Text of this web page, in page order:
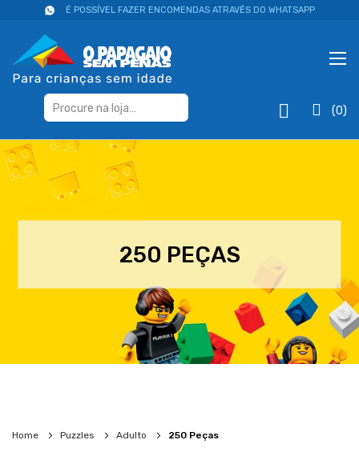
É POSSÍVEL FAZER ENCOMENDAS ATRAVÉS DO WHATSAPP
(0)
250 PEÇAS
Home Puzzles Adulto 250 Peças